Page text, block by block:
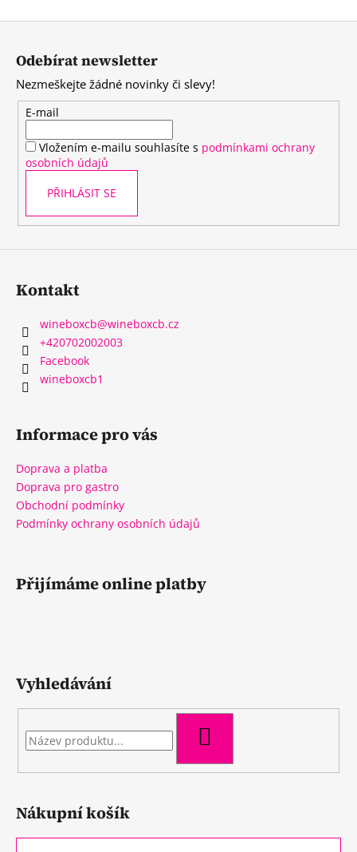
Z
Odebírat newsletter
Nezmeškejte žádné novinky či slevy!
E-mail
Vložením e-mailu souhlasíte s podmínkami ochrany
osobních údajů
PŘIHLÁSIT SE
Kontakt
wineboxcb@wineboxcb.cz
+420702002003
Facebook
wineboxcb1
Informace pro vás
Doprava a platba
Doprava pro gastro
Obchodní podmínky
Podmínky ochrany osobních údajů
Přijímáme online platby
Vyhledávání
Nákupní košík